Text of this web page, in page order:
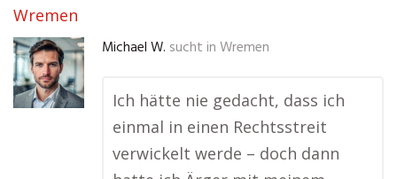
Wremen
Michael W. sucht in Wremen
Ich hätte nie gedacht, dass ich
einmal in einen Rechtsstreit
verwickelt werde – doch dann